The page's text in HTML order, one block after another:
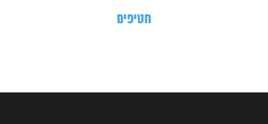
חטיפים